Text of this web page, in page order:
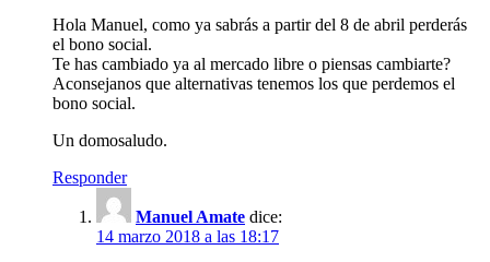
Hola Manuel, como ya sabrás a partir del 8 de abril perderás
el bono social.
Te has cambiado ya al mercado libre o piensas cambiarte?
Aconsejanos que alternativas tenemos los que perdemos el
bono social.
Un domosaludo.
Responder
Manuel Amate dice:
14 marzo 2018 a las 18:17